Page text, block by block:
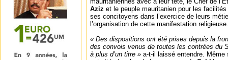
Aziz et le peuple mauritanien pour les
ses concitoyens dans l’exercice de leurs
l’organisation de cette manifestation religieuse.
« Des dispositions ont été prises depuis la
des convois venus de toutes les contrées du
à plus d’un titre » a-t-il laissé entendre.